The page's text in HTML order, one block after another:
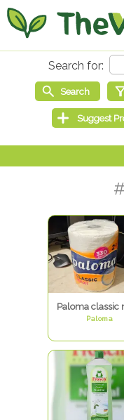
Paloma classic
Paloma